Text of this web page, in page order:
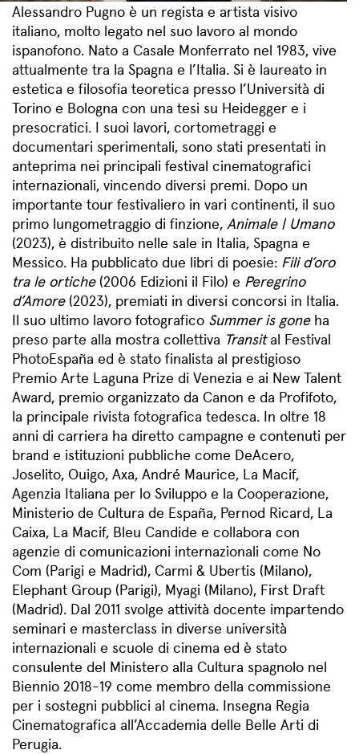
Alessandro Pugno è un regista e artista visivo
italiano, molto legato nel suo lavoro al mondo
ispanofono. Nato a Casale Monferrato nel 1983, vive
attualmente tra la Spagna e l’Italia. Si è laureato in
estetica e filosofia teoretica presso l’Università di
Torino e Bologna con una tesi su Heidegger e i
presocratici. I suoi lavori, cortometraggi e
documentari sperimentali, sono stati presentati in
anteprima nei principali festival cinematografici
internazionali, vincendo diversi premi. Dopo un
importante tour festivaliero in vari continenti, il suo
primo lungometraggio di finzione, Animale | Umano
(2023), è distribuito nelle sale in Italia, Spagna e
Messico. Ha pubblicato due libri di poesie: Fili d’oro
tra le ortiche(2006 Edizioni il Filo) e Peregrino
d’Amore(2023), premiati in diversi concorsi in Italia.
Il suo ultimo lavoro fotografico Summer is goneha
preso parte alla mostra collettiva Transital Festival
PhotoEspaña ed è stato finalista al prestigioso
Premio Arte Laguna Prize di Venezia e ai New Talent
Award, premio organizzato da Canon e da Profifoto,
la principale rivista fotografica tedesca. In oltre 18
anni di carriera ha diretto campagne e contenuti per
brand e istituzioni pubbliche come DeAcero,
Joselito, Ouigo, Axa, André Maurice, La Macif,
Agenzia Italiana per lo Sviluppo e la Cooperazione,
Ministerio de Cultura de España, Pernod Ricard, La
Caixa, La Macif, Bleu Candide e collabora con
agenzie di comunicazioni internazionali come No
Com (Parigi e Madrid), Carmi & Ubertis (Milano),
Elephant Group (Parigi), Myagi (Milano), First Draft
(Madrid). Dal 2011 svolge attività docente impartendo
seminari e masterclass in diverse università
internazionali e scuole di cinema ed è stato
consulente del Ministero alla Cultura spagnolo nel
Biennio 2018-19 come membro della commissione
per i sostegni pubblici al cinema. Insegna Regia
Cinematografica all’Accademia delle Belle Arti di
Perugia.